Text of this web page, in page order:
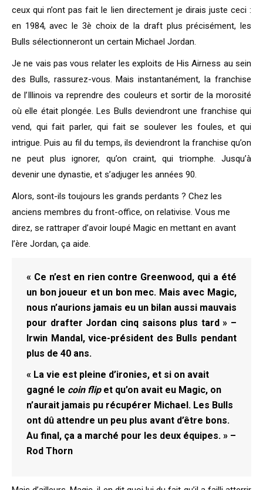
ceux qui n’ont pas fait le lien directement je dirais juste ceci :
en 1984, avec le 3è choix de la draft plus précisément, les
Bulls sélectionneront un certain Michael Jordan.
Je ne vais pas vous relater les exploits de His Airness au sein
des Bulls, rassurez-vous. Mais instantanément, la franchise
de l’Illinois va reprendre des couleurs et sortir de la morosité
où elle était plongée. Les Bulls deviendront une franchise qui
vend, qui fait parler, qui fait se soulever les foules, et qui
intrigue. Puis au fil du temps, ils deviendront la franchise qu’on
ne peut plus ignorer, qu’on craint, qui triomphe. Jusqu’à
devenir une dynastie, et s’adjuger les années 90.
Alors, sont-ils toujours les grands perdants ? Chez les
anciens membres du front-office, on relativise. Vous me
direz, se rattraper d’avoir loupé Magic en mettant en avant
l’ère Jordan, ça aide.
« Ce n’est en rien contre Greenwood, qui a été
un bon joueur et un bon mec. Mais avec Magic,
nous n’aurions jamais eu un bilan aussi mauvais
pour drafter Jordan cinq saisons plus tard » –
Irwin Mandal, vice-président des Bulls pendant
plus de 40 ans.
« La vie est pleine d’ironies, et si on avait
gagné le coin flipet qu’on avait eu Magic, on
n’aurait jamais pu récupérer Michael. Les Bulls
ont dû attendre un peu plus avant d’être bons.
Au final, ça a marché pour les deux équipes. » –
Rod Thorn